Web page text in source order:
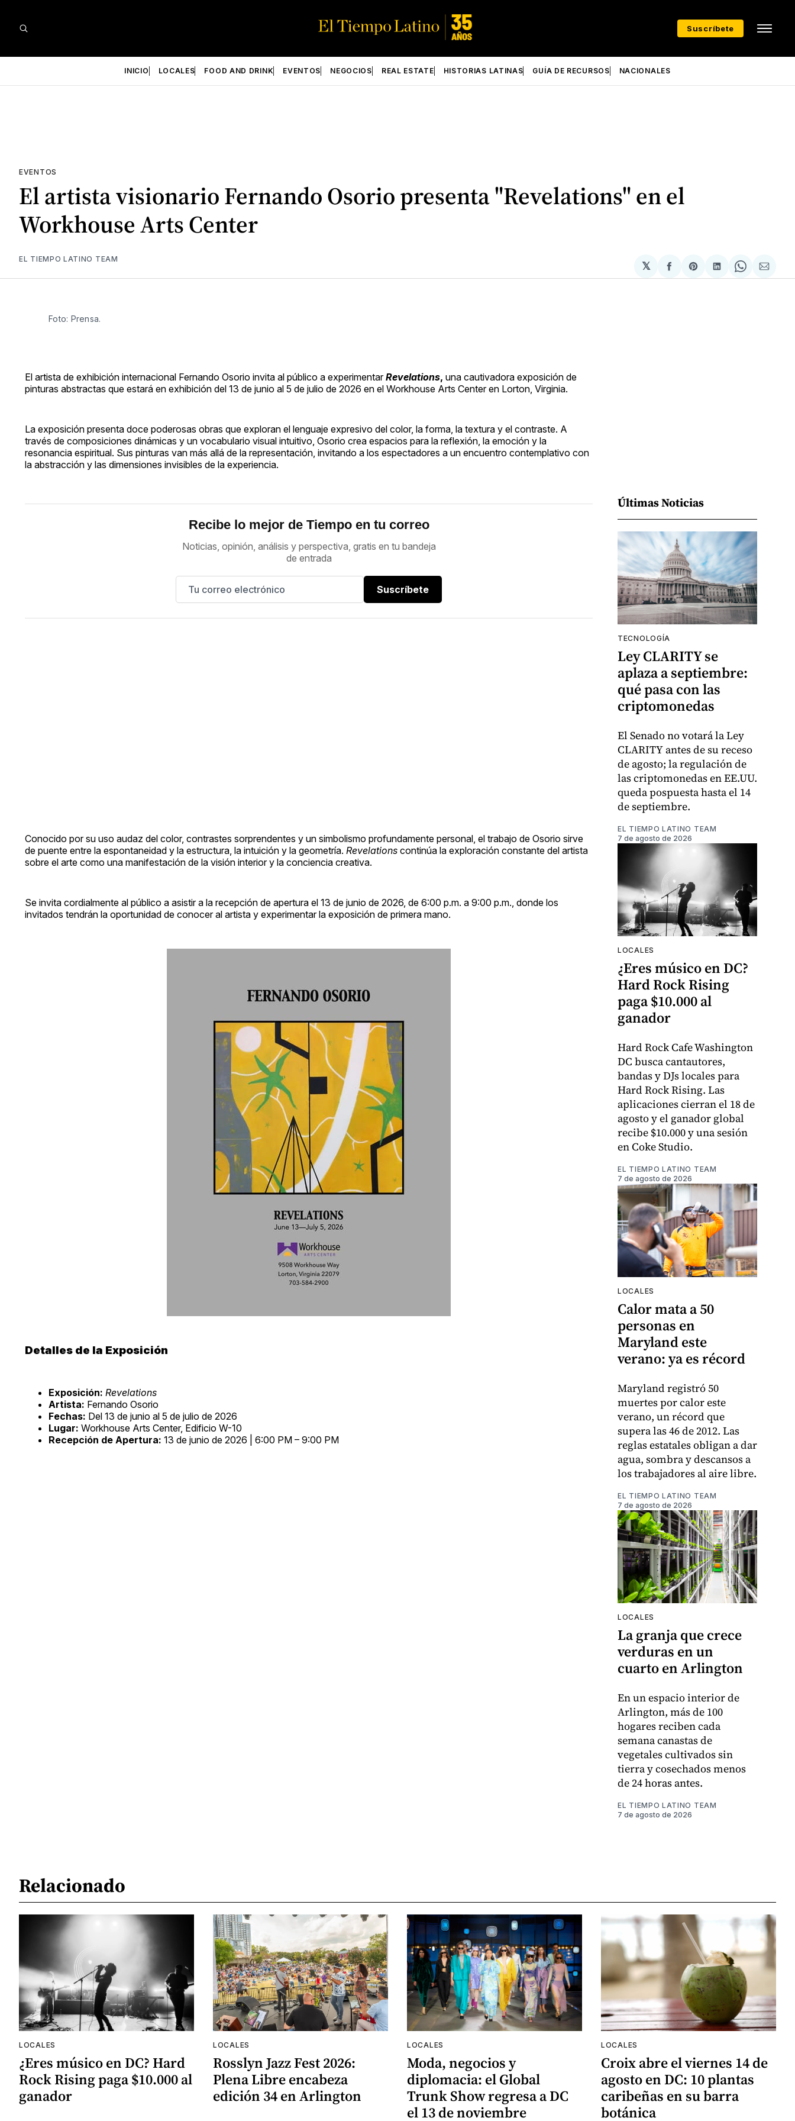
Suscríbete
INICIO LOCALES FOOD AND DRINK EVENTOS NEGOCIOS REAL ESTATE HISTORIAS LATINAS GUÍA DE RECURSOS NACIONALES
EVENTOS
El artista visionario Fernando Osorio presenta "Revelations" en el
Workhouse Arts Center
EL TIEMPO LATINO TEAM
𝕏
Compartir
en
Share
on
Compartir
en
Share
on
via
Foto: Prensa.
El artista de exhibición internacional Fernando Osorio invita al público a experimentarRevelations, una cautivadora exposición de
pinturas abstractas que estará en exhibición del 13 de junio al 5 de julio de 2026 en el Workhouse Arts Center en Lorton, Virginia.
La exposición presenta doce poderosas obras que exploran el lenguaje expresivo del color, la forma, la textura y el contraste. A
través de composiciones dinámicas y un vocabulario visual intuitivo, Osorio crea espacios para la reflexión, la emoción y la
resonancia espiritual. Sus pinturas van más allá de la representación, invitando a los espectadores a un encuentro contemplativo con
la abstracción y las dimensiones invisibles de la experiencia.
Recibe lo mejor de Tiempo en tu correo
Noticias, opinión, análisis y perspectiva, gratis en tu bandeja
de entrada
Suscríbete
Conocido por su uso audaz del color, contrastes sorprendentes y un simbolismo profundamente personal, el trabajo de Osorio sirve
de puente entre la espontaneidad y la estructura, la intuición y la geometría. Revelations continúa la exploración constante del artista
sobre el arte como una manifestación de la visión interior y la conciencia creativa.
Se invita cordialmente al público a asistir a la recepción de apertura el 13 de junio de 2026, de 6:00 p.m. a 9:00 p.m., donde los
invitados tendrán la oportunidad de conocer al artista y experimentar la exposición de primera mano.
Detalles de la Exposición
Exposición: Revelations
Artista: Fernando Osorio
Fechas: Del 13 de junio al 5 de julio de 2026
Lugar: Workhouse Arts Center, Edificio W-10
Recepción de Apertura: 13 de junio de 2026 | 6:00 PM – 9:00 PM
Últimas Noticias
TECNOLOGÍA
Ley CLARITY se
aplaza a septiembre:
qué pasa con las
criptomonedas
El Senado no votará la Ley
CLARITY antes de su receso
de agosto; la regulación de
las criptomonedas en EE.UU.
queda pospuesta hasta el 14
de septiembre.
EL TIEMPO LATINO TEAM
7 de agosto de 2026
LOCALES
¿Eres músico en DC?
Hard Rock Rising
paga $10.000 al
ganador
Hard Rock Cafe Washington
DC busca cantautores,
bandas y DJs locales para
Hard Rock Rising. Las
aplicaciones cierran el 18 de
agosto y el ganador global
recibe $10.000 y una sesión
en Coke Studio.
EL TIEMPO LATINO TEAM
7 de agosto de 2026
LOCALES
Calor mata a 50
personas en
Maryland este
verano: ya es récord
Maryland registró 50
muertes por calor este
verano, un récord que
supera las 46 de 2012. Las
reglas estatales obligan a dar
agua, sombra y descansos a
los trabajadores al aire libre.
EL TIEMPO LATINO TEAM
7 de agosto de 2026
LOCALES
La granja que crece
verduras en un
cuarto en Arlington
En un espacio interior de
Arlington, más de 100
hogares reciben cada
semana canastas de
vegetales cultivados sin
tierra y cosechados menos
de 24 horas antes.
EL TIEMPO LATINO TEAM
7 de agosto de 2026
Relacionado
LOCALES
¿Eres músico en DC? Hard
Rock Rising paga $10.000 al
ganador
LOCALES
Rosslyn Jazz Fest 2026:
Plena Libre encabeza
edición 34 en Arlington
LOCALES
Moda, negocios y
diplomacia: el Global
Trunk Show regresa a DC
el 13 de noviembre
LOCALES
Croix abre el viernes 14 de
agosto en DC: 10 plantas
caribeñas en su barra
botánica